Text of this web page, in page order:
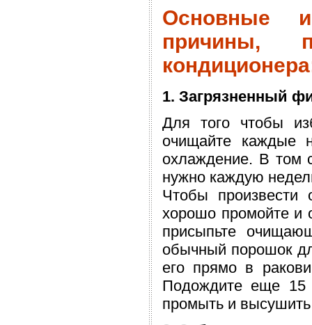
Основные и
причины,
1. Загрязненный
Для того чтобы
очищайте каждые
охлаждение. В том
нужно каждую
Чтобы произвести
хорошо промойте и
присыпьте
обычный порошок
его прямо в
Подождите еще 15
промыть и